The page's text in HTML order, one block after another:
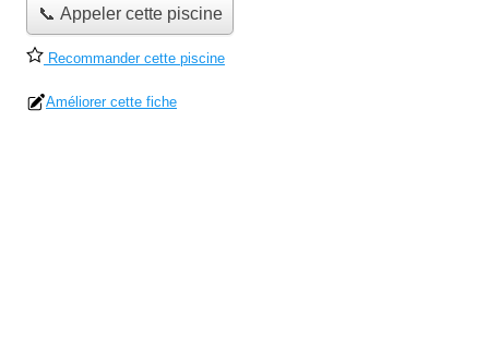
📞 Appeler cette piscine
Recommander cette piscine
Améliorer cette fiche